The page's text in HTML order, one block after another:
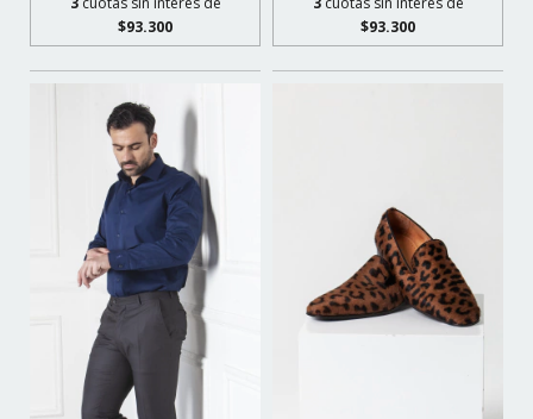
$93.300
$93.300